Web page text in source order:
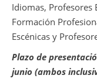
Idiomas, Profesores
Formación
Escénicas y
Plazo de
junio (ambos